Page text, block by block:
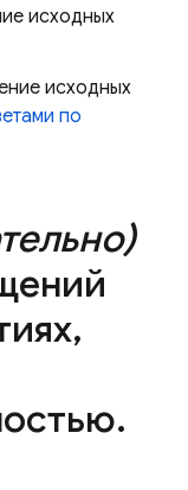
исходных
исходных
по
,
.